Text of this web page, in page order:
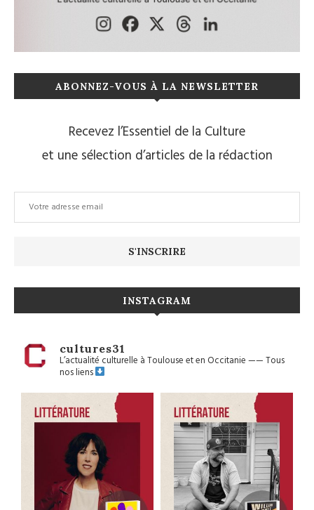
ABONNEZ-VOUS À LA NEWSLETTER
Recevez l’Essentiel de la Culture
et une sélection d’articles de la rédaction
INSTAGRAM
cultures31
L’actualité culturelle à Toulouse et en Occitanie——Tous
nos liens